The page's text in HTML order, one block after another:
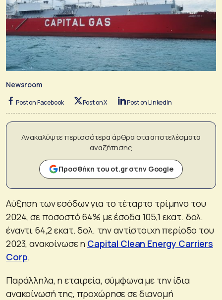
Newsroom
Post on Facebook Post on X Post on LinkedIn
Ανακαλύψτε περισσότερα άρθρα στα αποτελέσματα
αναζήτησης
Προσθήκη του ot.gr στην Google
Αύξηση των εσόδων για το τέταρτο τρίμηνο του
2024, σε ποσοστό 64% με έσοδα 105,1 εκατ. δολ.
έναντι 64,2 εκατ. δολ. την αντίστοιχη περίοδο του
2023, ανακοίνωσε η Capital Clean Energy Carriers
Corp.
Παράλληλα, η εταιρεία, σύμφωνα με την ίδια
ανακοίνωσή της, προχώρησε σε διανομή